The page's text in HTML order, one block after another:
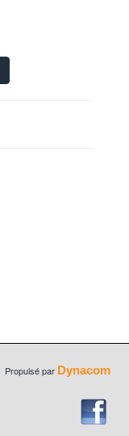
Propulsé par Dynacom